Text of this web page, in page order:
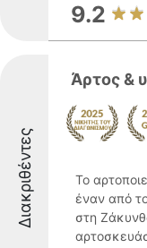
9.2
Διακριθέντες
Άρτος &
Το
έναν από
στη